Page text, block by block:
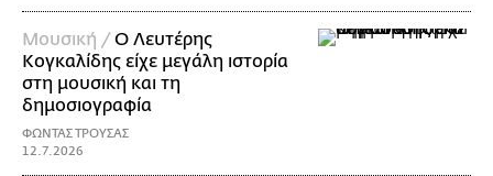
Μουσική / Ο Λευτέρης
Κογκαλίδης είχε μεγάλη ιστορία
στη μουσική και τη
δημοσιογραφία
ΦΩΝΤΑΣ ΤΡΟΥΣΑΣ
12.7.2026